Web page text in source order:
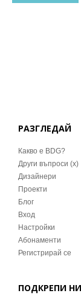
РАЗГЛЕДАЙ
Какво е BDG?
Други въпроси (x)
Дизайнери
Проекти
Блог
Вход
Настройки
Абонаменти
Регистрирай се
ПОДКРЕПИ НИ